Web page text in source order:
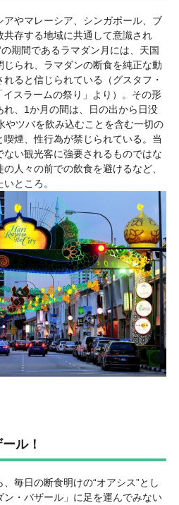
やマレーシア、シンガポール、ブ
共存する地域に共通して意識され
期間であるラマダン月には、天国
られ、ラマダンの断食を純正な動
ると信じられている（グスタフ・
スラームの祭り」より）。その形
、1か月の間は、日の出から日没
やツバを飲み込むことを含む一切の
煙、性行為が禁じられている。当
い観光客に強要されるものではな
人々の前での飲食を避けるなど、
ところ。
ル！
毎日の断食明けの“オアシス”とし
・バザール」に足を運んでみない